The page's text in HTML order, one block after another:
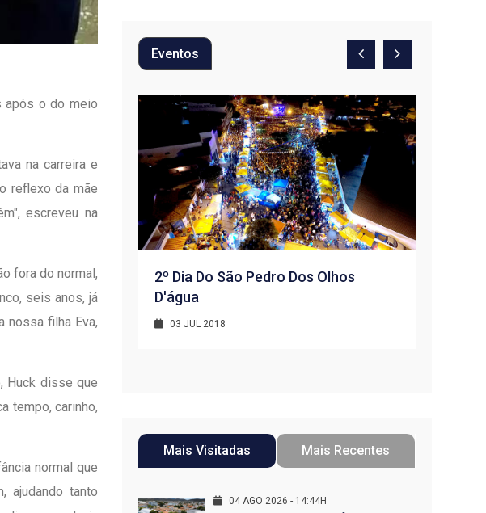
após o do meio
na carreira e
reflexo da mãe
escreveu na
fora do normal,
seis anos, já
nossa filha Eva,
Huck disse que
tempo, carinho,
normal que
ajudando tanto
Eventos
HINODE
2º Dia Do São Pedro Dos Olhos
D'água
03 JUL 2018
Mais Visitadas Mais Recentes
04 AGO 2026 - 14:44H